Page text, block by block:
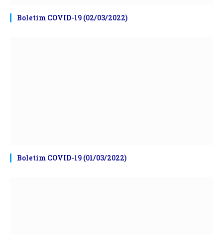
Boletim COVID-19 (02/03/2022)
Boletim COVID-19 (01/03/2022)